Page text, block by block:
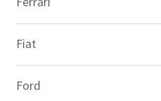
Fiat
Ford